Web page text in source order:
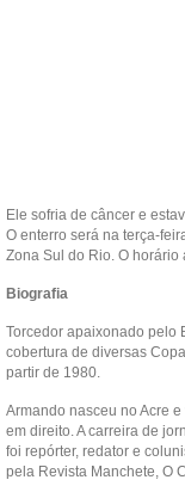
Ele sofria de câncer e
O enterro será na terça-
Zona Sul do Rio. O
Biografia
Torcedor apaixonado pelo
cobertura de diversas
partir de 1980.
Armando nasceu no Acre
em direito. A carreira de
foi repórter, redator e
pela Revista Manchete, O